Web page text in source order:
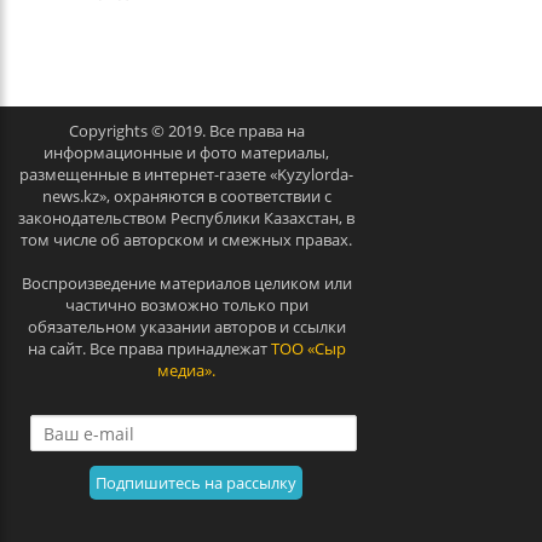
Copyrights © 2019. Все права на
информационные и фото материалы,
размещенные в интернет-газете «Kyzylorda-
news.kz», охраняются в соответствии с
законодательством Республики Казахстан, в
том числе об авторском и смежных правах.
Воспроизведение материалов целиком или
частично возможно только при
обязательном указании авторов и ссылки
на сайт. Все права принадлежатТОО «Сыр
медиа».